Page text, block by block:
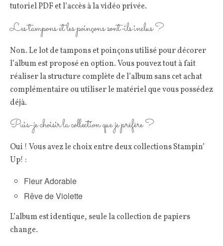
tutoriel PDF et l’accès à la vidéo privée.
Les tampons et les poinçons sont-ils inclus ?
Non. Le lot de tampons et poinçons utilisé pour décorer
l’album est proposé en option. Vous pouvez tout à fait
réaliser la structure complète de l’album sans cet achat
complémentaire ou utiliser le matériel que vous possédez
déjà.
Puis-je choisir la collection que je préfère ?
Oui ! Vous avez le choix entre deux collections Stampin’
Up! :
Fleur Adorable
Rêve de Violette
L’album est identique, seule la collection de papiers
change.